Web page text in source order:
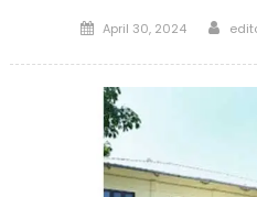
Posted
April 30, 2024